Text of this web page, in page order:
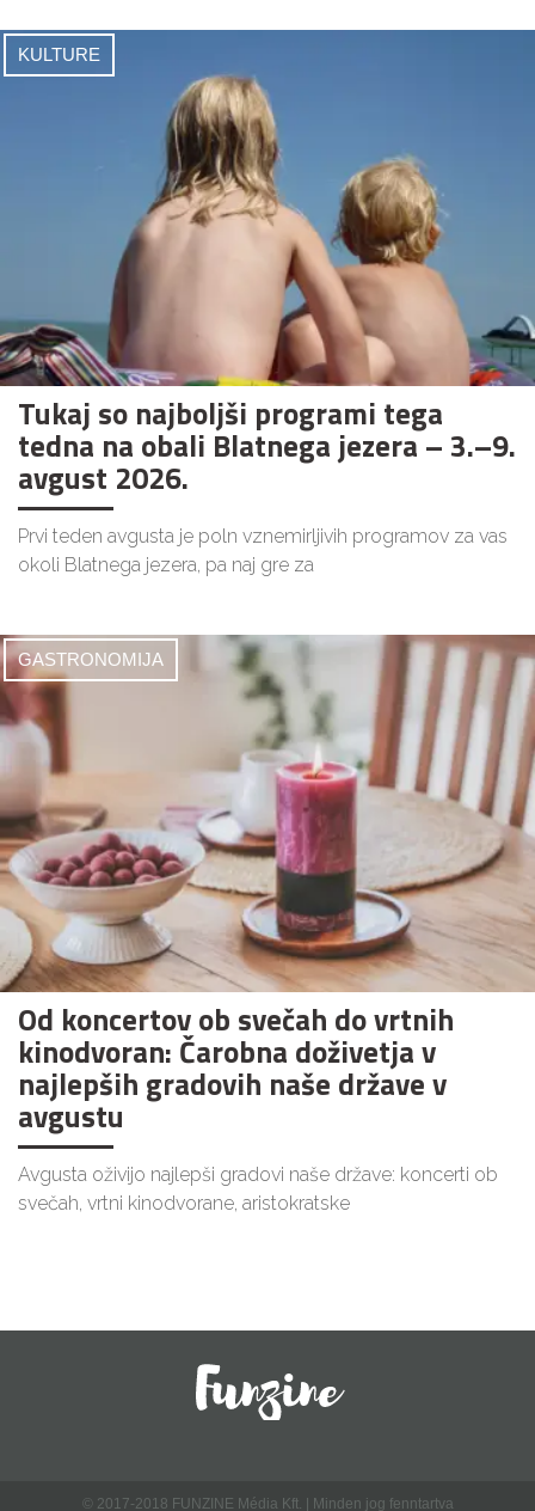
KULTURE
Tukaj so najboljši programi tega
tedna na obali Blatnega jezera – 3.–9.
avgust 2026.
Prvi teden avgusta je poln vznemirljivih programov za vas
okoli Blatnega jezera, pa naj gre za
GASTRONOMIJA
Od koncertov ob svečah do vrtnih
kinodvoran: Čarobna doživetja v
najlepših gradovih naše države v
avgustu
Avgusta oživijo najlepši gradovi naše države: koncerti ob
svečah, vrtni kinodvorane, aristokratske
© 2017-2018 FUNZINE Média Kft. | Minden jog fenntartva